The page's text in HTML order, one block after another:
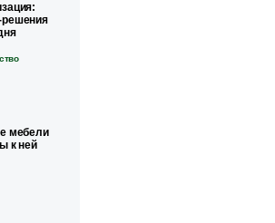
мебели
к ней